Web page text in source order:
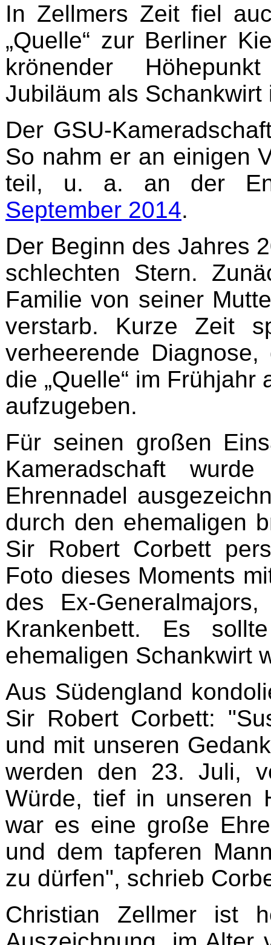
In Zellmers Zeit fiel
„Quelle“ zur Berliner
krönender
Jubiläum als Schankwirt
Der GSU-
So nahm er an einigen
teil, u. a. an der
September 2014.
Der Beginn des Jahres
schlechten Stern.
Familie von seiner
verstarb. Kurze Zeit
verheerende
die „Quelle“ im
aufzugeben.
Für seinen großen
Kameradschaft
Ehrennadel
durch den ehemaligen
Sir Robert Corbett
Foto dieses Moments
des Ex-
Krankenbett. Es
ehemaligen Schankwirt
Aus Südengland
Sir Robert Corbett:
und mit unseren
werden den 23. Juli,
Würde, tief in unseren
war es eine große
und dem tapferen
zu dürfen", schrieb
Christian Zellmer ist